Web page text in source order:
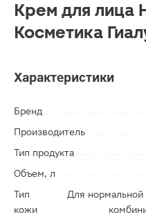
Крем для лица
Косметика
Характеристики
Бренд
Производитель
Тип продукта
Объем, л
Тип
кожи
Для